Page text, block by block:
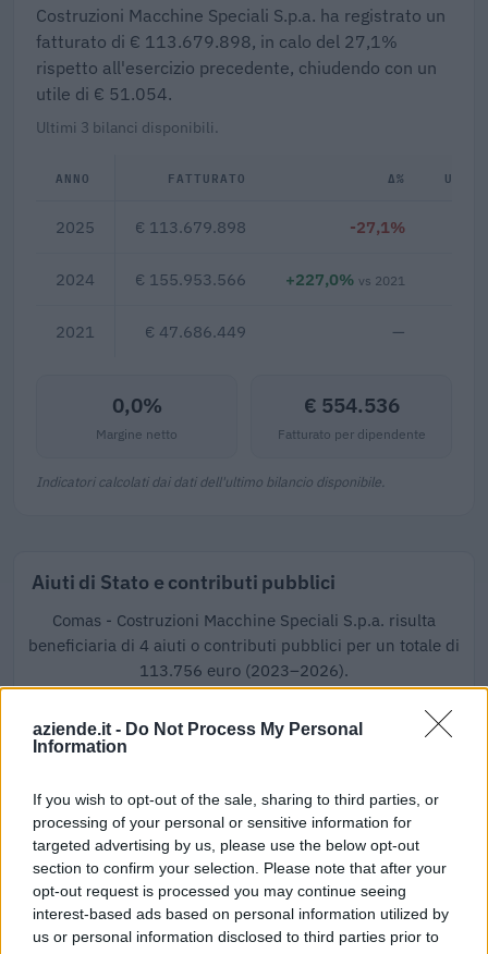
aziende.it - Do Not Process My Personal
Information
If you wish to opt-out of the sale, sharing to third parties, or
processing of your personal or sensitive information for
targeted advertising by us, please use the below opt-out
section to confirm your selection. Please note that after your
opt-out request is processed you may continue seeing
interest-based ads based on personal information utilized by
us or personal information disclosed to third parties prior to
Costruzioni Macchine Speciali S.p.a. ha registrato un
fatturato di € 113.679.898, in calo del 27,1%
rispetto all'esercizio precedente, chiudendo con un
utile di € 51.054.
Ultimi 3 bilanci disponibili.
ANNO FATTURATO Δ%
2025 € 113.679.898 -27,1%
2024 € 155.953.566 +227,0% vs 2021
2021 € 47.686.449 —
0,0%
Margine netto
€ 554.536
Fatturato per dipendente
Indicatori calcolati dai dati dell'ultimo bilancio disponibile.
Aiuti di Stato e contributi pubblici
Comas - Costruzioni Macchine Speciali S.p.a. risulta
beneficiaria di 4 aiuti o contributi pubblici per un totale di
113.756 euro (2023–2026).
Esonero dal versamento dei contributi previdenziali
per l'assunzione di giovani lavoratori ( art. 1 comma 10-15
inps
59.082 euro
2025-01-31
Esonero dal versamento dei contributi previdenziali
per l'assunzione di giovani lavoratori ( art. 1 comma 10-15
L. 178/